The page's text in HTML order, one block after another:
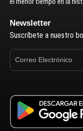
Newsletter
Suscríbete a nuestro